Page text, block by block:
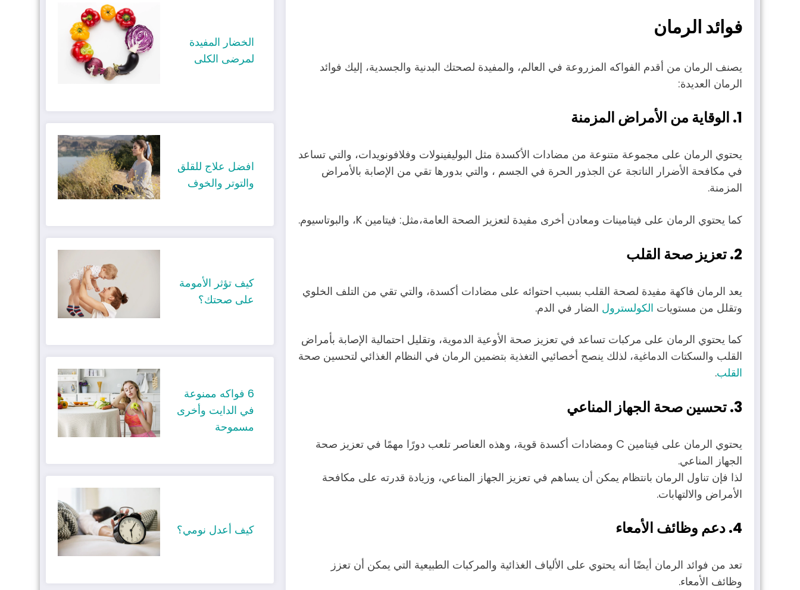
فوائد الرمان
يصنف الرمان من أقدم الفواكه المزروعة في العالم، والمفيدة لصحتك البدنية والجسدية، إليك فوائد
الرمان العديدة:
1. الوقاية من الأمراض المزمنة
يحتوي الرمان على مجموعة متنوعة من مضادات الأكسدة مثل البوليفينولات وفلافونويدات، والتي تساعد
في مكافحة الأضرار الناتجة عن الجذور الحرة في الجسم ، والتي بدورها تقي من الإصابة بالأمراض
المزمنة.
كما يحتوي الرمان على فيتامينات ومعادن أخرى مفيدة لتعزيز الصحة العامة،مثل: فيتامين K، والبوتاسيوم.
2. تعزيز صحة القلب
يعد الرمان فاكهة مفيدة لصحة القلب بسبب احتوائه على مضادات أكسدة، والتي تقي من التلف الخلوي
وتقلل من مستويات الكولسترول الضار في الدم.
كما يحتوي الرمان على مركبات تساعد في تعزيز صحة الأوعية الدموية، وتقليل احتمالية الإصابة بأمراض
القلب والسكتات الدماغية، لذلك ينصح أخصائيي التغذية بتضمين الرمان في النظام الغذائي لتحسين صحة
القلب.
3. تحسين صحة الجهاز المناعي
يحتوي الرمان على فيتامين C ومضادات أكسدة قوية، وهذه العناصر تلعب دورًا مهمًا في تعزيز صحة
الجهاز المناعي.
لذا فإن تناول الرمان بانتظام يمكن أن يساهم في تعزيز الجهاز المناعي، وزيادة قدرته على مكافحة
الأمراض والالتهابات.
4. دعم وظائف الأمعاء
تعد من فوائد الرمان أيضًا أنه يحتوي على الألياف الغذائية والمركبات الطبيعية التي يمكن أن تعزز
وظائف الأمعاء.
الخضار المفيدة
لمرضى الكلى
افضل علاج للقلق
والتوتر والخوف
كيف تؤثر الأمومة
على صحتك؟
6 فواكه ممنوعة
في الدايت وأخرى
مسموحة
كيف أعدل نومي؟